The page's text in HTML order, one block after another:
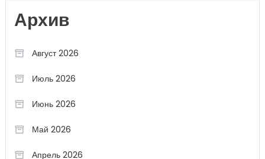
Архив
Август 2026
Июль 2026
Июнь 2026
Май 2026
Апрель 2026